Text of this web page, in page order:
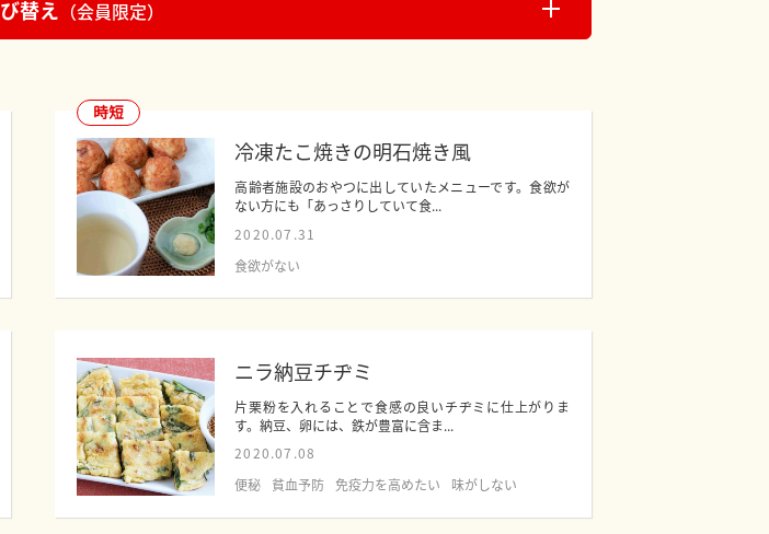
替え （会員限定）
時短
冷凍たこ焼きの明石焼き風
高齢者施設のおやつに出していたメニューです。食欲が
ない方にも「あっさりしていて食...
2020.07.31
食欲がない
ニラ納豆チヂミ
片栗粉を入れることで食感の良いチヂミに仕上がりま
す。納豆、卵には、鉄が豊富に含ま...
2020.07.08
便秘
貧血予防 免疫力を高めたい 味がしない